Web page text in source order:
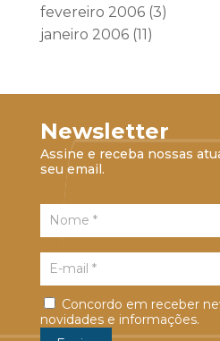
fevereiro 2006(3)
janeiro 2006(11)
Newsletter
Assine e receba nossas
seu email.
Concordo em receber
novidades e informações.